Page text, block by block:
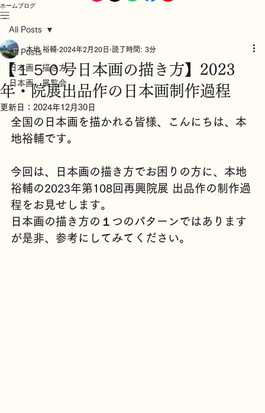
ホーム
All Posts
日本画 描き方
日本画 展覧会
All Posts
【１５０号日本画の描き方】2023
年・院展出品作の日本画制作過程
本地 裕輔 2024年2月20日 読了時間: 3分
更新日： 2024年12月30日
全国の日本画を描かれる皆様、こんにちは、本
今回は、日本画の描き方でお困りの方に、本地
裕輔の2023年第108回再興院展 出品作の制作過
程をお見せします。
日本画の描き方の１つのパターンではあります